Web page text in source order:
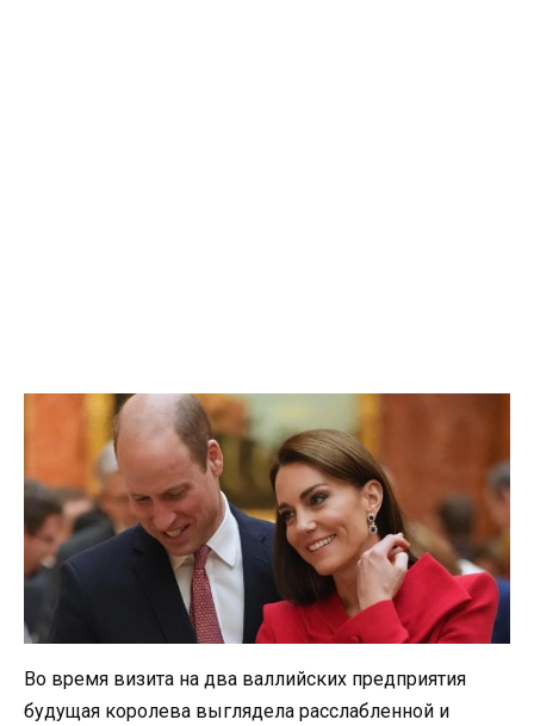
Во время визита на два валлийских предприятия
будущая королева выглядела расслабленной и